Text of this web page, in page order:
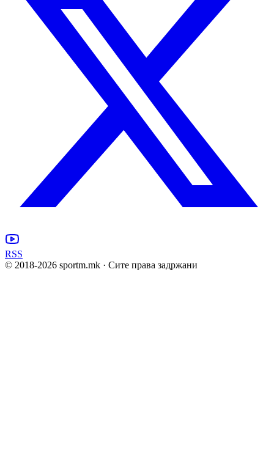
RSS
© 2018-2026 sportm.mk · Сите права задржани